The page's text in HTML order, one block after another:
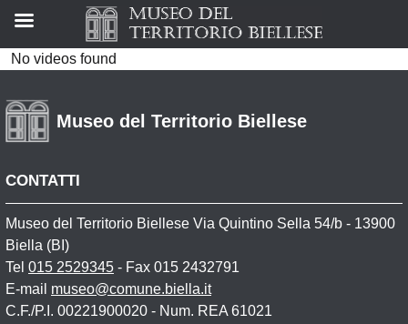
No videos found
Museo del Territorio Biellese
CONTATTI
Museo del Territorio Biellese Via Quintino Sella 54/b - 13900
Biella (BI)
Tel 015 2529345 - Fax 015 2432791
E-mail museo@comune.biella.it
C.F./P.I. 00221900020 - Num. REA 61021